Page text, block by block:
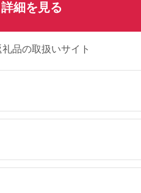
詳細を見る
礼品の取扱いサイト